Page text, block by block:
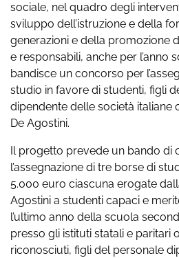
sociale, nel quadro degli
sviluppo dell’istruzione e della
generazioni e della promozione
e responsabili, anche per l’anno
bandisce un concorso per
studio in favore di studenti, figli
dipendente delle società italiane
De Agostini.
Il progetto prevede un bando di
l’assegnazione di tre borse di
5.000 euro ciascuna erogate
Agostini a studenti capaci e
l’ultimo anno della scuola
presso gli istituti statali e paritari
riconosciuti, figli del personale